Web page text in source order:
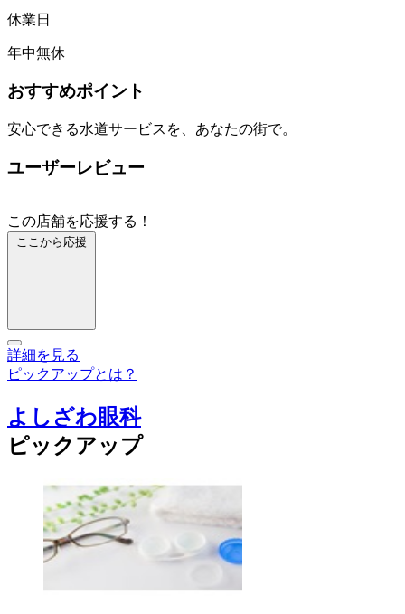
休業日
年中無休
おすすめポイント
安心できる水道サービスを、あなたの街で。
ユーザーレビュー
この店舗を応援する！
ここから応援
詳細を見る
ピックアップとは？
よしざわ眼科
ピックアップ